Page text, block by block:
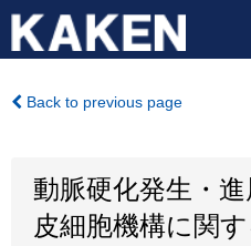
Back to previous page
動脈硬化発生・
皮細胞機構に関